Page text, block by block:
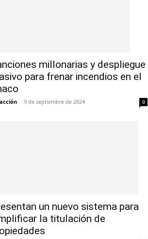
millonarias y despliegue
para frenar incendios en el
- 9 de septiembre de 2024 0
un nuevo sistema para
la titulación de